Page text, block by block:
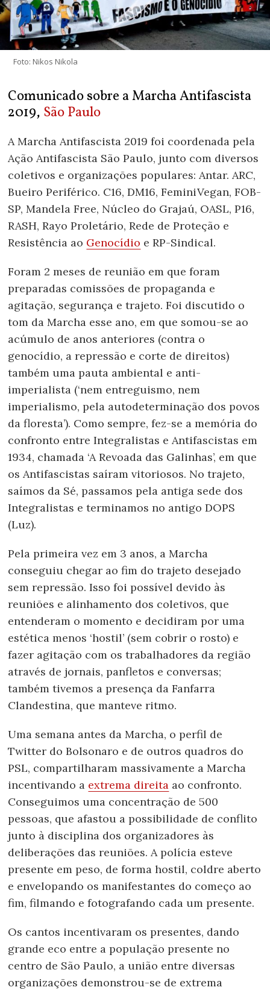
Foto: Nikos Nikola
Comunicado sobre a Marcha Antifascista
2019, São Paulo
A Marcha Antifascista 2019 foi coordenada pela
Ação Antifascista São Paulo, junto com diversos
coletivos e organizações populares: Antar. ARC,
Bueiro Periférico. C16, DM16, FeminiVegan, FOB-
SP, Mandela Free, Núcleo do Grajaú, OASL, P16,
RASH, Rayo Proletário, Rede de Proteção e
Resistência ao Genocídio e RP-Sindical.
Foram 2 meses de reunião em que foram
preparadas comissões de propaganda e
agitação, segurança e trajeto. Foi discutido o
tom da Marcha esse ano, em que somou-se ao
acúmulo de anos anteriores (contra o
genocídio, a repressão e corte de direitos)
também uma pauta ambiental e anti-
imperialista (‘nem entreguismo, nem
imperialismo, pela autodeterminação dos povos
da floresta’). Como sempre, fez-se a memória do
confronto entre Integralistas e Antifascistas em
1934, chamada ‘A Revoada das Galinhas’, em que
os Antifascistas saíram vitoriosos. No trajeto,
saímos da Sé, passamos pela antiga sede dos
Integralistas e terminamos no antigo DOPS
(Luz).
Pela primeira vez em 3 anos, a Marcha
conseguiu chegar ao fim do trajeto desejado
sem repressão. Isso foi possível devido às
reuniões e alinhamento dos coletivos, que
entenderam o momento e decidiram por uma
estética menos ‘hostil’ (sem cobrir o rosto) e
fazer agitação com os trabalhadores da região
através de jornais, panfletos e conversas;
também tivemos a presença da Fanfarra
Clandestina, que manteve ritmo.
Uma semana antes da Marcha, o perfil de
Twitter do Bolsonaro e de outros quadros do
PSL, compartilharam massivamente a Marcha
incentivando a extrema direita ao confronto.
Conseguimos uma concentração de 500
pessoas, que afastou a possibilidade de conflito
junto à disciplina dos organizadores às
deliberações das reuniões. A polícia esteve
presente em peso, de forma hostil, coldre aberto
e envelopando os manifestantes do começo ao
fim, filmando e fotografando cada um presente.
Os cantos incentivaram os presentes, dando
grande eco entre a população presente no
centro de São Paulo, a união entre diversas
organizações demonstrou-se de extrema